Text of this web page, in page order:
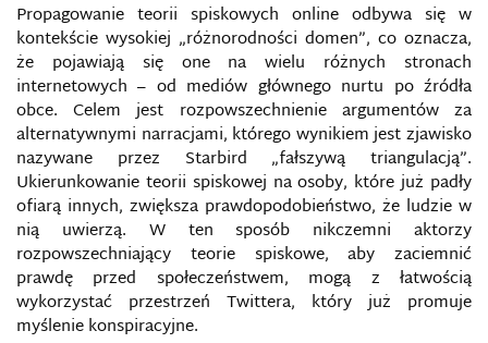
Propagowanie teorii spiskowych online odbywa się w
kontekście wysokiej „różnorodności domen”, co oznacza,
że ​​pojawiają się one na wielu różnych stronach
internetowych – od mediów głównego nurtu po źródła
obce. Celem jest rozpowszechnienie argumentów za
alternatywnymi narracjami, którego wynikiem jest zjawisko
nazywane przez Starbird „fałszywą triangulacją”.
Ukierunkowanie teorii spiskowej na osoby, które już padły
ofiarą innych, zwiększa prawdopodobieństwo, że ludzie w
nią uwierzą. W ten sposób nikczemni aktorzy
rozpowszechniający teorie spiskowe, aby zaciemnić
prawdę przed społeczeństwem, mogą z łatwością
wykorzystać przestrzeń Twittera, który już promuje
myślenie konspiracyjne.